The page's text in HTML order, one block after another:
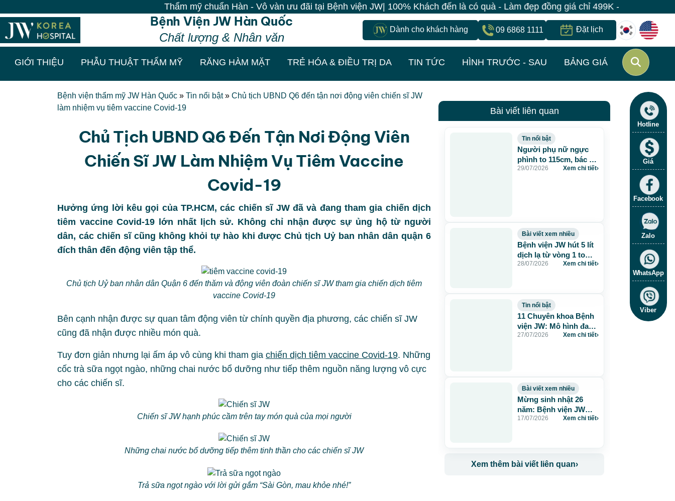
Thẩm mỹ chuẩn Hàn - Vô vàn ưu đãi tại Bệnh viện JW| 100% Khách đến là có quà - Làm đẹp đồng giá chỉ 499K - Đăng ký giữ suất
Bệnh Viện JW Hàn Quốc
Chất lượng & Nhân văn
Dành cho khách hàng 09 6868 1111 Đặt lịch
GIỚI THIỆU PHẪU THUẬT THẨM MỸ RĂNG HÀM MẶT TRẺ HÓA & ĐIỀU TRỊ DA TIN TỨC HÌNH TRƯỚC - SAU BẢNG GIÁ
Bệnh viện thẩm mỹ JW Hàn Quốc » Tin nổi bật» Chủ tịch UBND Q6 đến tận nơi động viên chiến sĩ JW
làm nhiệm vụ tiêm vaccine Covid-19
Chủ Tịch UBND Q6 Đến Tận Nơi Động Viên
Chiến Sĩ JW Làm Nhiệm Vụ Tiêm Vaccine
Covid-19
Hưởng ứng lời kêu gọi của TP.HCM, các chiến sĩ JW đã và đang tham gia chiến dịch
tiêm vaccine Covid-19 lớn nhất lịch sử. Không chỉ nhận được sự ủng hộ từ người
dân, các chiến sĩ cũng không khỏi tự hào khi được Chủ tịch Uỷ ban nhân dân quận 6
đích thân đến động viên tập thể.
Chủ tịch Uỷ ban nhân dân Quận 6 đến thăm và động viên đoàn chiến sĩ JW tham gia chiến dịch tiêm
vaccine Covid-19
Bên cạnh nhận được sự quan tâm động viên từ chính quyền địa phương, các chiến sĩ JW
cũng đã nhận được nhiều món quà.
Tuy đơn giản nhưng lại ấm áp vô cùng khi tham gia chiến dịch tiêm vaccine Covid-19. Những
cốc trà sữa ngọt ngào, những chai nước bổ dưỡng như tiếp thêm nguồn năng lượng vô cực
cho các chiến sĩ.
Chiến sĩ JW hạnh phúc cầm trên tay món quà của mọi người
Những chai nước bổ dưỡng tiếp thêm tinh thần cho các chiến sĩ JW
Trả sữa ngọt ngào với lời gửi gắm “Sài Gòn, mau khỏe nhé!”
Bài viết liên quan
Tin nổi bật
Người phụ nữ ngực
phình to 115cm, bác sĩ
JW lấy gần 5 lít dịch và
29/07/2026 Xem chi tiết›
Bài viết xem nhiều
Bệnh viện JW hút 5 lít
dịch lạ từ vòng 1 to
115cm do tiêm mỡ
28/07/2026 Xem chi tiết›
Tin nổi bật
11 Chuyên khoa Bệnh
viện JW: Mô hình đa
khoa chuẩn Hàn chăm
27/07/2026 Xem chi tiết›
Bài viết xem nhiều
Mừng sinh nhật 26
năm: Bệnh viện JW
tặng 260 suất thẩm mỹ
17/07/2026 Xem chi tiết›
Xem thêm bài viết liên quan›
Hotline
Giá
Facebook
Zalo
WhatsApp
Viber